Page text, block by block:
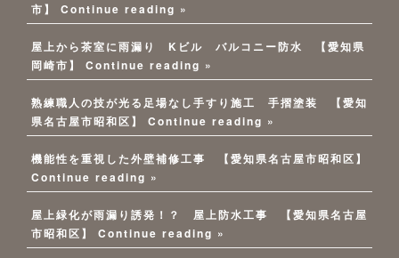
市】
Continue reading »
屋上から茶室に雨漏り Kビル バルコニー防水 【愛知県
岡崎市】
Continue reading »
熟練職人の技が光る足場なし手すり施工 手摺塗装 【愛知
県名古屋市昭和区】
Continue reading »
機能性を重視した外壁補修工事 【愛知県名古屋市昭和区】
Continue reading »
屋上緑化が雨漏り誘発！？ 屋上防水工事 【愛知県名古屋
市昭和区】
Continue reading »